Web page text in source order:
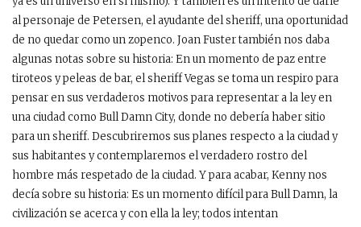
al personaje de Petersen, el ayudante del sheriff, una oportunidad
de no quedar como un zopenco. Joan Fuster también nos daba
algunas notas sobre su historia: En un momento de paz entre
tiroteos y peleas de bar, el sheriff Vegas se toma un respiro para
pensar en sus verdaderos motivos para representar a la ley en
una ciudad como Bull Damn City, donde no debería haber sitio
para un sheriff. Descubriremos sus planes respecto a la ciudad y
sus habitantes y contemplaremos el verdadero rostro del
hombre más respetado de la ciudad. Y para acabar, Kenny nos
decía sobre su historia: Es un momento difícil para Bull Damn, la
civilización se acerca y con ella la ley; todos intentan